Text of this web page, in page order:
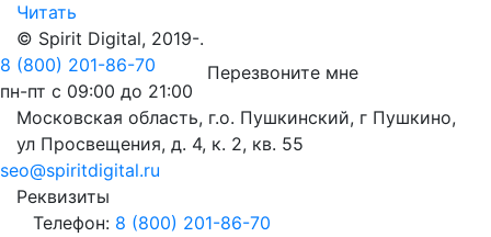
Читать
© Spirit Digital, 2019-.
8 (800) 201-86-70
пн-пт с 09:00 до 21:00
Перезвоните мне
Московская область, г.о. Пушкинский, г Пушкино,
ул Просвещения, д. 4, к. 2, кв. 55
seo@spiritdigital.ru
Реквизиты
Телефон: 8 (800) 201-86-70